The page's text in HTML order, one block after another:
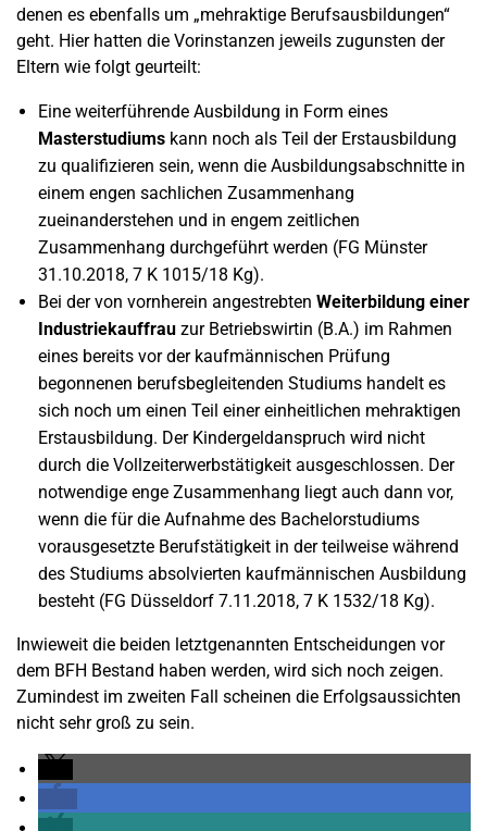
denen es ebenfalls um „mehraktige Berufsausbildungen“
geht. Hier hatten die Vorinstanzen jeweils zugunsten der
Eltern wie folgt geurteilt:
Eine weiterführende Ausbildung in Form eines
Masterstudiums kann noch als Teil der Erstausbildung
zu qualifizieren sein, wenn die Ausbildungsabschnitte in
einem engen sachlichen Zusammenhang
zueinanderstehen und in engem zeitlichen
Zusammenhang durchgeführt werden (FG Münster
31.10.2018, 7 K 1015/18 Kg).
Bei der von vornherein angestrebten Weiterbildung einer
Industriekauffrau zur Betriebswirtin (B.A.) im Rahmen
eines bereits vor der kaufmännischen Prüfung
begonnenen berufsbegleitenden Studiums handelt es
sich noch um einen Teil einer einheitlichen mehraktigen
Erstausbildung. Der Kindergeldanspruch wird nicht
durch die Vollzeiterwerbstätigkeit ausgeschlossen. Der
notwendige enge Zusammenhang liegt auch dann vor,
wenn die für die Aufnahme des Bachelorstudiums
vorausgesetzte Berufstätigkeit in der teilweise während
des Studiums absolvierten kaufmännischen Ausbildung
besteht (FG Düsseldorf 7.11.2018, 7 K 1532/18 Kg).
Inwieweit die beiden letztgenannten Entscheidungen vor
dem BFH Bestand haben werden, wird sich noch zeigen.
Zumindest im zweiten Fall scheinen die Erfolgsaussichten
nicht sehr groß zu sein.